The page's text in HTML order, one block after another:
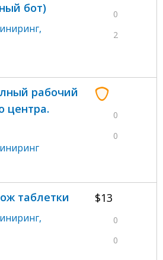
0
2
бот)
,
0
0
рабочий
центра.
$13
0
0
таблетки
,